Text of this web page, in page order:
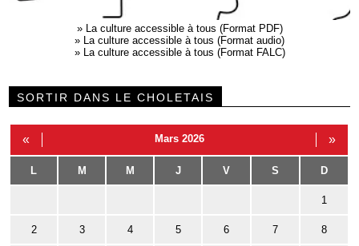
» La culture accessible à tous (Format PDF)
» La culture accessible à tous (Format audio)
» La culture accessible à tous (Format FALC)
SORTIR DANS LE CHOLETAIS
« Mars 2026 »
L M M J V S D
1
2 3 4 5 6 7 8